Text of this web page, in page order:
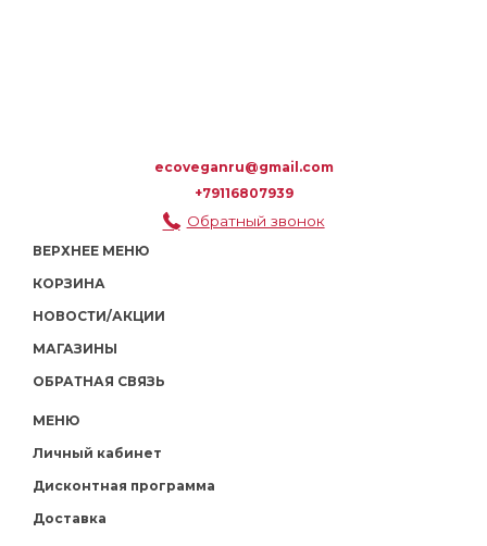
ecoveganru@gmail.com
+79116807939
Обратный звонок
ВЕРХНЕЕ МЕНЮ
КОРЗИНА
НОВОСТИ/АКЦИИ
МАГАЗИНЫ
ОБРАТНАЯ СВЯЗЬ
МЕНЮ
Личный кабинет
Дисконтная программа
Доставка